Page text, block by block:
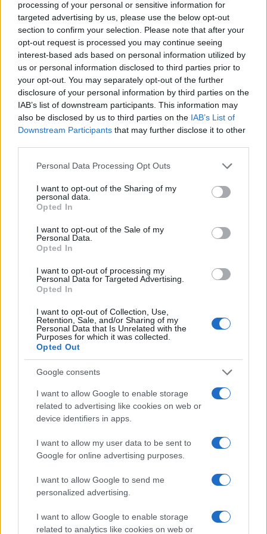
processing of your personal or sensitive information for
targeted advertising by us, please use the below opt-out
section to confirm your selection. Please note that after your
opt-out request is processed you may continue seeing
interest-based ads based on personal information utilized by
us or personal information disclosed to third parties prior to
your opt-out. You may separately opt-out of the further
disclosure of your personal information by third parties on the
IAB’s list of downstream participants. This information may
also be disclosed by us to third parties on the IAB’s List of
Downstream Participants that may further disclose it to other
Please note that this website/app uses one or more Google
not limited to your visit or usage behaviour. You may click to
grant or deny consent to Google and its third-party tags to
use your data for below specified purposes in below Google
consent section.
Personal Data Processing Opt Outs
I want to opt-out of the Sharing of my
personal data.
Opted In
I want to opt-out of the Sale of my
Personal Data.
Opted In
I want to opt-out of processing my
Personal Data for Targeted Advertising.
Opted In
I want to opt-out of Collection, Use,
Retention, Sale, and/or Sharing of my
Personal Data that Is Unrelated with the
Purposes for which it was collected.
Opted Out
Google consents
I want to allow Google to enable storage
related to advertising like cookies on web or
device identifiers in apps.
I want to allow my user data to be sent to
Google for online advertising purposes.
I want to allow Google to send me
personalized advertising.
I want to allow Google to enable storage
related to analytics like cookies on web or
elterjesztésében. Itt állt össze a kép, a zebracsíkok,
párducminták, kagyló- és műbőrfotelek között esett le a
tantusz, aha, szóval retró! De ennyiben nem merült ki az
ízlésformálás, a megtermékenyítés, ami nem felülről mondta
a tutit, hanem a város lelkére érzékenyen reagálva minden
erőltetettség nélkül tanította újra Szécsi Pál, Korda György
vagy Máté Péter jelentőségét. Nem csak a retróérzést
fölkapott fiatalság merített azonban ihletet a Cha-cha-
chából, Fábry designcenterének is komoly
megtermékenyítője volt, de a jelenleg is mozikban futó
hely, ahol az ország legjobb dj-i házibulihangulatban
kevertek, ahol Mango adta a kezedbe a sört, ahol
testközelbe kerültek az elmúlt hét évet ezer szempontból
meghatározó ikonok, ahol felszabadult alkotási kedv és
amibe talán bele sem gondoltunk, de éltünk vele. Éltünk
A maratoni buli programja
Péntek 20h: Nafta 22h: Mango és a Gimmeshot crew 23h:
Palotai 0h: SPRM 04h: Vidéki Béla 06h: Negro 08h
45/33.aka.Toonite
Szombat 20h: Nadia 22h: Zsuzsa vs Porky 23h: Titusz 0:30h:
Izil vs. Feaky D. 02h: SPRM vs Mango 03h: Beta Naga 06h:
A szemünk előtt nőnek ki hát a csodák, amiket észre sem
veszünk, csak magunkévá teszünk, pedig a Lonely Planet
(vagy Paul Murphy Budapest cha-cha-chája) nyomán
külföldiek tömegei szívják itt magukba mindazt, amit
Budapesten keresnek. És ami miatt visszatérnek
Svédek.
Angolok.Amerikaiak. Hogyan fogjuk elmagyarázni nekik mi,